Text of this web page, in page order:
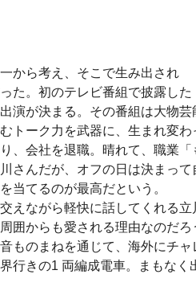
から考え、そこで生み出され
た。初のテレビ番組で披露し
演が決まる。その番組は大物
トーク力を武器に、生まれ変
、会社を退職。晴れて、職業「
さんだが、オフの日は決まっ
当てるのが最高だという。
えながら軽快に話してくれる立
囲からも愛される理由なのだ
ものまねを通じて、海外にチャ
行きの1 両編成電車。まもなく
取